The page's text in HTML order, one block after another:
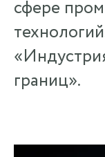
сфере
границ».